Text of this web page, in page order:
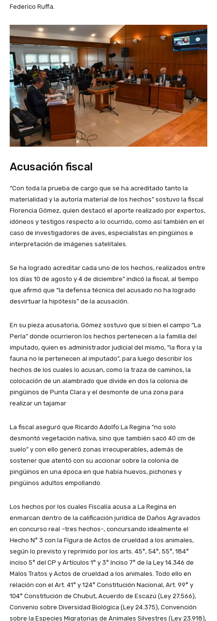
Federico Ruffa.
Acusación fiscal
“Con toda la prueba de cargo que se ha acreditado tanto la
materialidad y la autoría material de los hechos” sostuvo la fiscal
Florencia Gómez, quien destacó el aporte realizado por expertos,
idóneos y testigos respecto a lo ocurrido, como así también en el
caso de investigadores de aves, especialistas en pingüinos e
interpretación de imágenes satelitales.
Se ha logrado acreditar cada uno de los hechos, realizados entre
los días 10 de agosto y 4 de diciembre” indicó la fiscal, al tiempo
que afirmó que “la defensa técnica del acusado no ha logrado
desvirtuar la hipótesis” de la acusación.
En su pieza acusatoria, Gómez sostuvo que si bien el campo “La
Perla” donde ocurrieron los hechos pertenecen a la familia del
imputado, quien es administrador judicial del mismo, “la flora y la
fauna no le pertenecen al imputado”, para luego describir los
hechos de los cuales lo acusan, como la traza de caminos, la
colocación de un alambrado que divide en dos la colonia de
pingüinos de Punta Clara y el desmonte de una zona para
realizar un tajamar
La fiscal aseguró que Ricardo Adolfo La Regina “no solo
desmontó vegetación nativa, sino que también sacó 40 cm de
suelo” y con ello generó zonas irrecuperables, además de
sostener que atentó con su accionar sobre la colonia de
pingüinos en una época en que había huevos, pichones y
pingüinos adultos empollando.
Los hechos por los cuales Fiscalía acusa a La Regina en
enmarcan dentro de la calificación jurídica de Daños Agravados
en concurso real –tres hechos-, concursando idealmente el
Hecho N° 3 con la Figura de Actos de crueldad a los animales,
según lo previsto y reprimido por los arts. 45°, 54°, 55°, 184°
inciso 5° del CP y Artículos 1° y 3° Inciso 7° de la Ley 14.346 de
Malos Tratos y Actos de crueldad a los animales. Todo ello en
relación con el Art. 41° y 124° Constitución Nacional, Art. 99° y
104° Constitución de Chubut, Acuerdo de Escazú (Ley 27.566),
Convenio sobre Diversidad Biológica (Ley 24.375), Convención
sobre la Especies Migratorias de Animales Silvestres (Ley 23.918),